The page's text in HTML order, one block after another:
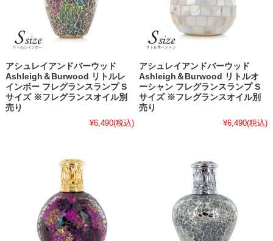
アシュレイアンドバーウッド
Ashleigh＆Burwood リトルレ
インボー フレグランスランプ S
サイズ ※フレグランスオイル別
売り
¥6,490(税込)
アシュレイアンドバーウッド
Ashleigh＆Burwood リトルオ
ーシャン フレグランスランプ S
サイズ ※フレグランスオイル別
売り
¥6,490(税込)